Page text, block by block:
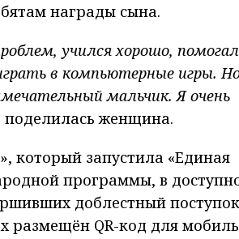
награды сына.
учился хорошо,
в компьютерные игры.
мальчик. Я очень
поделилась женщина.
который запустила «Единая
программы, в
доблестный
размещён QR-код для